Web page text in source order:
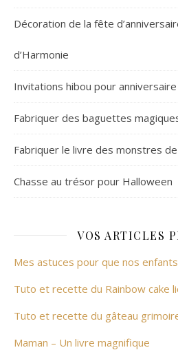
Décoration de la fête
d’Harmonie
Invitations hibou pour
Fabriquer des baguettes
Fabriquer le livre des monstres
Chasse au trésor pour Halloween
VOS ARTICLES
Mes astuces pour que nos
Tuto et recette du Rainbow cake
Tuto et recette du gâteau
Maman – Un livre magnifique